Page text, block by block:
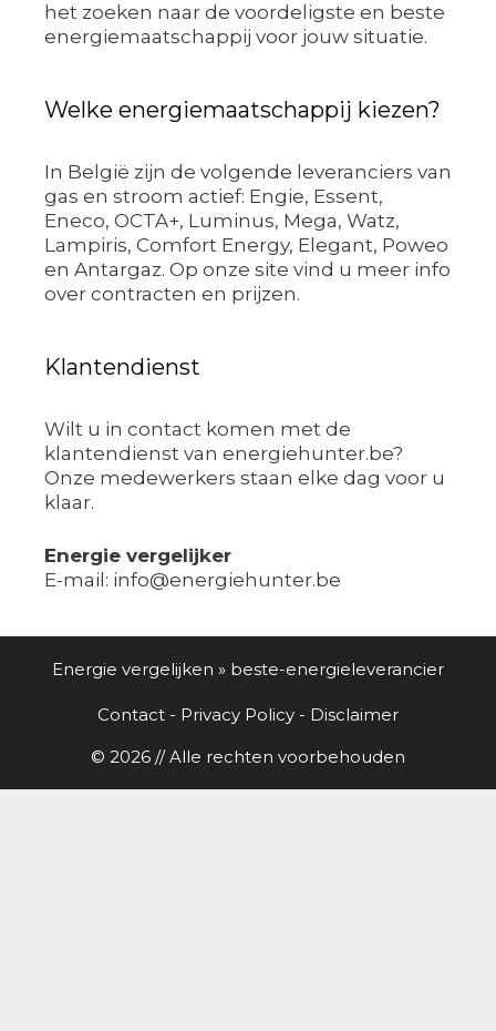
het zoeken naar de voordeligste en beste
energiemaatschappij voor jouw situatie.
Welke energiemaatschappij kiezen?
In België zijn de volgende leveranciers van
gas en stroom actief: Engie, Essent,
Eneco, OCTA+, Luminus, Mega, Watz,
Lampiris, Comfort Energy, Elegant, Poweo
en Antargaz. Op onze site vind u meer info
over contracten en prijzen.
Klantendienst
Wilt u in contact komen met de
klantendienst van energiehunter.be?
Onze medewerkers staan elke dag voor u
klaar.
Energie vergelijker
E-mail: info@energiehunter.be
Energie vergelijken » beste-energieleverancier
Contact - Privacy Policy - Disclaimer
© 2026 // Alle rechten voorbehouden